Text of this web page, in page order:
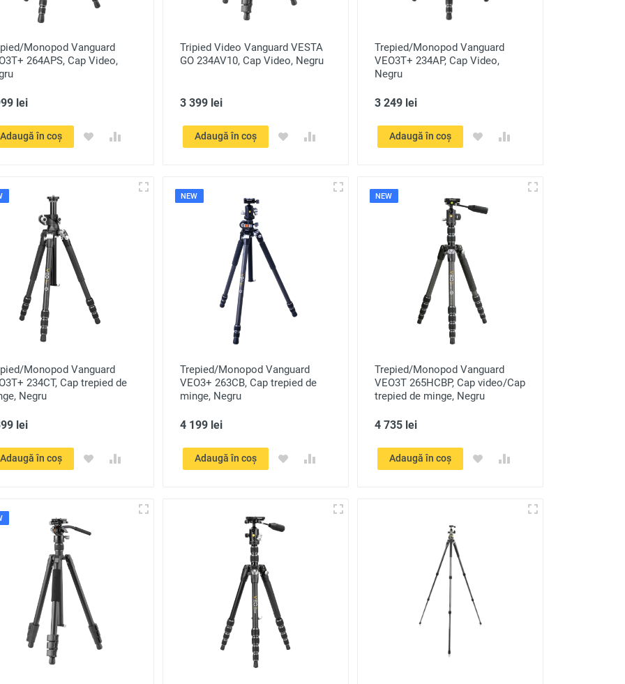
Monopod Vanguard
264APS, Cap Video,
lei
Adaugă în coș
Tripied Video Vanguard VESTA
GO 234AV10, Cap Video, Negru
3 399 lei
Adaugă în coș
Trepied/Monopod Vanguard
VEO3T+ 234AP, Cap Video,
Negru
3 249 lei
Adaugă în coș
Monopod Vanguard
234CT, Cap trepied de
Negru
lei
Adaugă în coș
NEW
Trepied/Monopod Vanguard
VEO3+ 263CB, Cap trepied de
minge, Negru
4 199 lei
Adaugă în coș
NEW
Trepied/Monopod Vanguard
VEO3T 265HCBP, Cap video/Cap
trepied de minge, Negru
4 735 lei
Adaugă în coș